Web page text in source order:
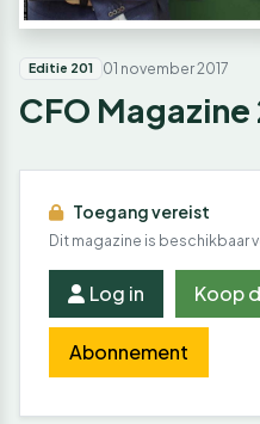
Editie 201 01 november 2017
CFO Magazine
Toegang vereist
Dit magazine is beschikbaar
Log in Koop
Abonnement